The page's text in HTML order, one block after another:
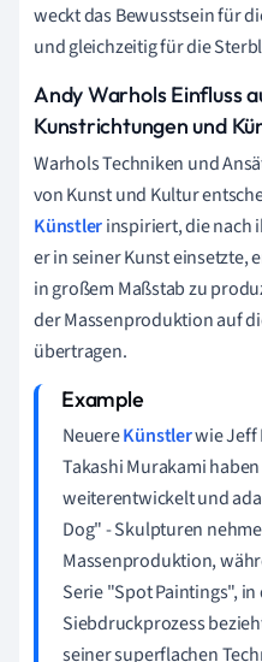
weckt das Bewusstsein für
und gleichzeitig für die
Andy Warhols Einfluss
Kunstrichtungen und
Warhols Techniken und
von Kunst und Kultur
Künstlerinspiriert, die nach
er in seiner Kunst einsetzte,
in großem Maßstab zu
der Massenproduktion auf
übertragen.
NeuereKünstlerwie Jeff
Takashi Murakami
weiterentwickelt und
Dog" - Skulpturen
Massenproduktion,
Serie "Spot Paintings",
Siebdruckprozess
seiner superflachen